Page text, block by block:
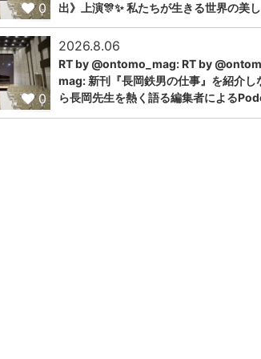
0
出》上演🎊✨ 私たちが生きる世界の美
0
2026.8.06
RT by @ontomo_mag: RT by
mag: 新刊『長岡鉄男の仕事』を紹介し
ら長岡先生を熱く語る編集者による